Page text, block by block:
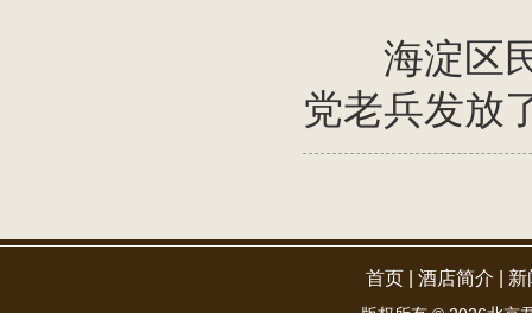
海淀区民
党老兵发放
首页 酒店简介 新